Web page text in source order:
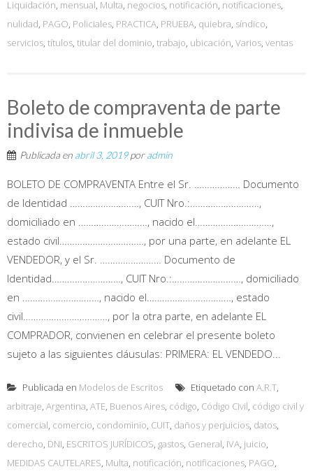
Liquidación, mensual, Multa, negocios, notificación, notificaciones,
nulidad, PAGO, Policiales, PRACTICA, PRUEBA, quiebra, síndico,
servicios, títulos, titular del dominio, trabajo, ubicación, Varios, ventas
Boleto de compraventa de parte
indivisa de inmueble
Publicada en abril 3, 2019poradmin
BOLETO DE COMPRAVENTA Entre el Sr. ……………… Documento
de Identidad ………………………, CUIT Nro.:………………………,
domiciliado en ………………………, nacido el…………………………,
estado civil……………………………, por una parte, en adelante EL
VENDEDOR, y el Sr. …………………… Documento de
Identidad………………………, CUIT Nro.:………………………, domiciliado
en …………………………, nacido el……………………………, estado
civil……………………………, por la otra parte, en adelante EL
COMPRADOR, convienen en celebrar el presente boleto
sujeto a las siguientes cláusulas: PRIMERA: EL VENDEDO...
Publicada en Modelos de Escritos Etiquetado con A.R.T,
arbitraje, Argentina, ATE, Buenos Aires, código, Código Civil, código civil y
comercial, comercio, condominio, CUIT, daños y perjuicios, datos,
derecho, DNI, ESCRITOS JURÍDICOS, gastos, General, IVA, juicio,
MEDIDAS CAUTELARES, Multa, notificación, notificaciones, PAGO,